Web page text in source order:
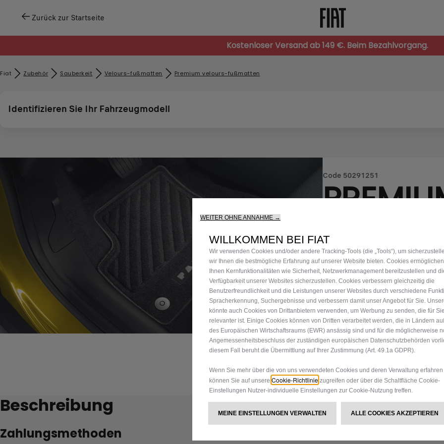
Zurück zur Startseite
Kostenloser Versand ab 149 €. Beim Bezahlvorgang.
Fiat Zubehör​ Sauberkeit Velours-fußmatten Premium velours-fußmatten
Identifizieren Sie Ihr Fahrzeugmodell
Code 50291251
47,78 €
P
r
i
c
e
i
s
4
7
,
7
8
€
- +
Q
u
a
n
i
t
u
p
Lieferungdatum:19/08
Das Produkt muss von einem
Beschreibung
Zahlungsmethoden
WEITER OHNE ANNAHME →
WILLKOMMEN BEI FIAT
Wir verwenden Cookies und/oder andere Tracking-Tools (die „Tools“), um
wir Ihnen die bestmögliche Erfahrung auf unserer Website bieten. Cookies
Ihnen Kernfunktionalitäten wie Sicherheit, Netzwerkmanagement bereitzustellen und
Verfügbarkeit unserer Websites sicherzustellen. Cookies verbessern gleichzeitig die
Benutzerfreundlichkeit und die Leistungen unserer Websites durch verschiedene
Spracherkennung, Suchergebnisse und verbessern damit unser Angebot für Sie.
könnte auch Cookies von Drittanbietern verwenden, um Werbung zu senden, die für Sie
relevanter ist. Einige Cookies können von Dritten verarbeitet werden, die in Ländern
des Europäischen Wirtschaftsraums (EWR) ansässig sind und für die möglicherweise
Angemessenheitsbeschluss der zuständigen europäischen Datenschutzbehörden
diesem Fall beruht die Übermittlung auf Ihrer Zustimmung (Art. 49.1a GDPR).
Wenn Sie mehr über die von uns verwendeten Cookies und deren Verwaltung
können Sie auf unsere Cookie-Richtlinie zugreifen oder über die Schaltfläche Cookie-
Einstellungen Nutzer-individuelle Einstellungen zur Cookie-Nutzung treffen.
MEINE EINSTELLUNGEN VERWALTEN ALLE COOKIES AKZEPTIEREN